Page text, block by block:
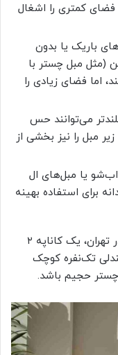
کمتری را اشغال
باریک یا بدون
(مثل مبل چستر با
اما فضای زیادی را
می‌توانند حس
مبل را نیز بخشی از
یا مبل‌های ال
برای استفاده بهینه
به عنوان مثال، برای یک آپارتمان کوچک در تهران، یک کاناپه ۲
و یک صندلی تک‌نفره کوچک
چستر حجیم باشد.